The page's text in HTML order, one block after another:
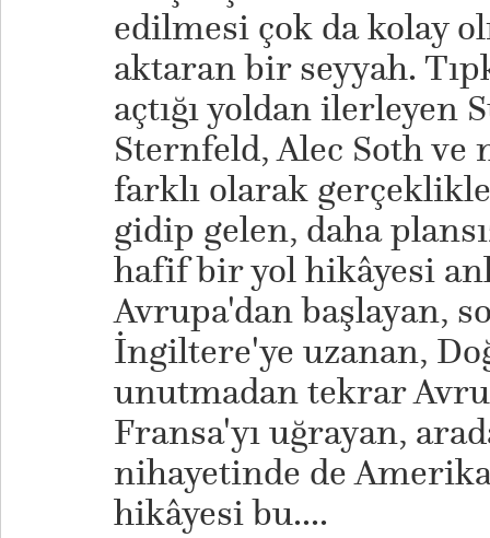
edilmesi çok da kolay
aktaran bir seyyah.
açtığı yoldan ilerleyen
Sternfeld, Alec Soth
farklı olarak
gidip gelen, daha
hafif bir yol hikâyesi
Avrupa'dan başlayan,
İngiltere'ye uzanan,
unutmadan tekrar
Fransa'yı uğrayan,
nihayetinde de
hikâyesi bu....